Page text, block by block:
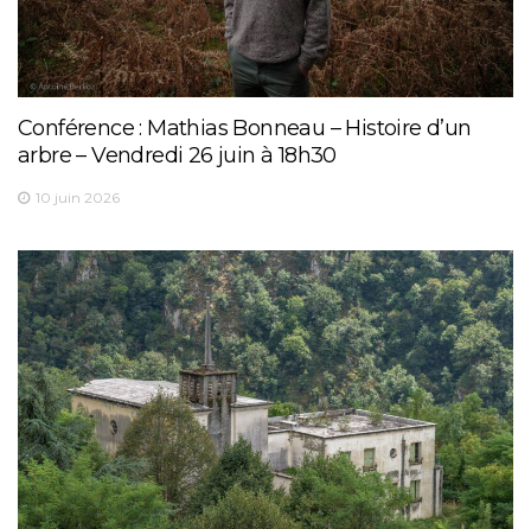
Conférence : Mathias Bonneau – Histoire d’un
arbre – Vendredi 26 juin à 18h30
10 juin 2026